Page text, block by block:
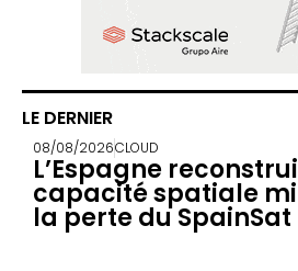
LE DERNIER
08/08/2026CLOUD
L’Espagne
capacité spatiale
la perte du SpainSat